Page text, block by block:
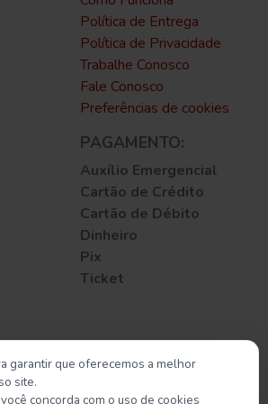
Política de Entrega
Política de Privacidade
Trabalhe Conosco
Fale Conosco
Preferências de cookies
PAGAMENTO:
Auxílio Emergencial
Cartão de Crédito
Cartão de Débito
Dinheiro
Pix
Ticket
garantir que oferecemos a melhor
site.
concorda com o uso de cookies